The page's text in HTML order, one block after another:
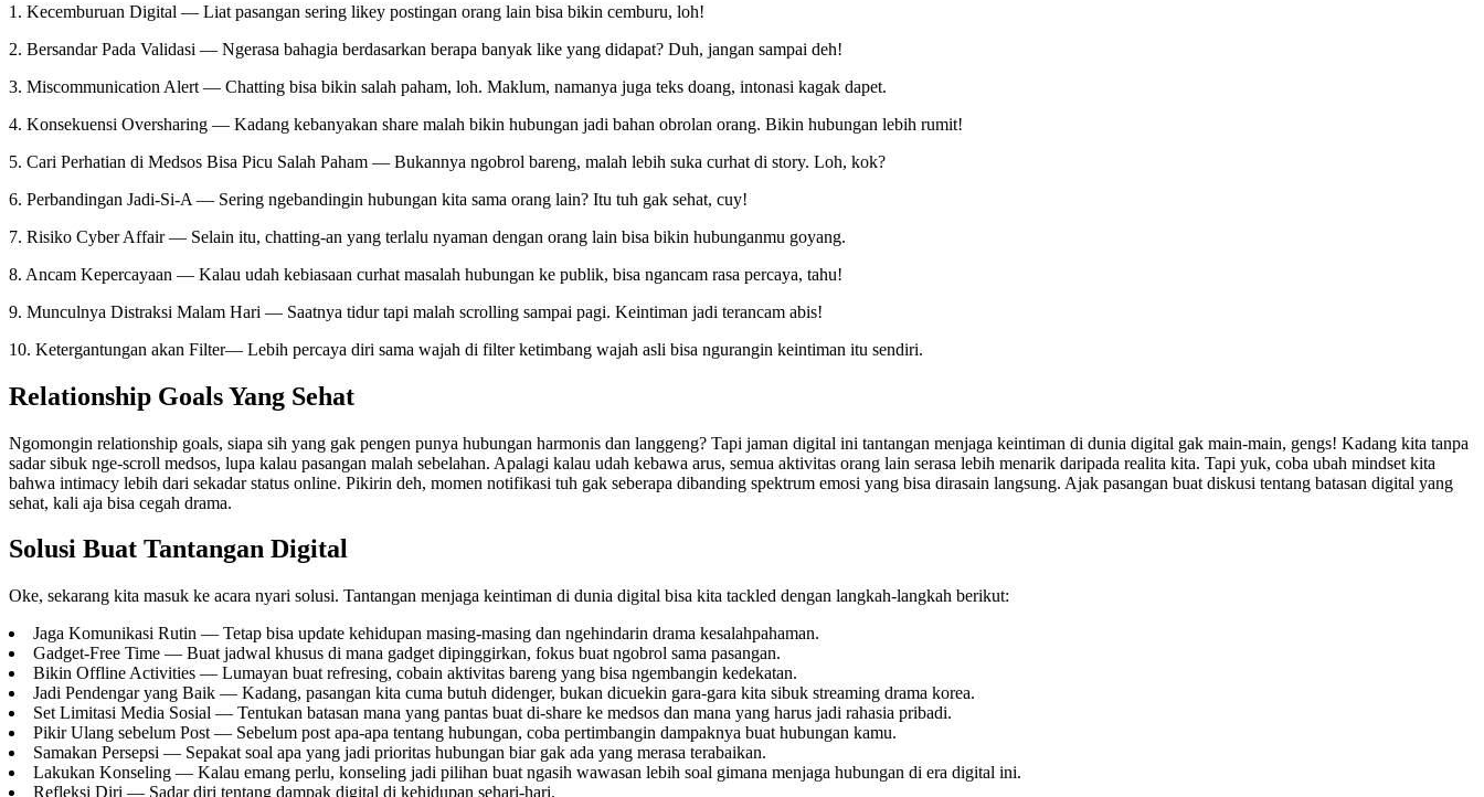
1. Kecemburuan Digital — Liat pasangan sering likey postingan orang lain bisa bikin cemburu, loh!
2. Bersandar Pada Validasi — Ngerasa bahagia berdasarkan berapa banyak like yang didapat? Duh, jangan sampai deh!
3. Miscommunication Alert — Chatting bisa bikin salah paham, loh. Maklum, namanya juga teks doang, intonasi kagak dapet.
4. Konsekuensi Oversharing — Kadang kebanyakan share malah bikin hubungan jadi bahan obrolan orang. Bikin hubungan lebih rumit!
5. Cari Perhatian di Medsos Bisa Picu Salah Paham — Bukannya ngobrol bareng, malah lebih suka curhat di story. Loh, kok?
6. Perbandingan Jadi-Si-A — Sering ngebandingin hubungan kita sama orang lain? Itu tuh gak sehat, cuy!
7. Risiko Cyber Affair — Selain itu, chatting-an yang terlalu nyaman dengan orang lain bisa bikin hubunganmu goyang.
8. Ancam Kepercayaan — Kalau udah kebiasaan curhat masalah hubungan ke publik, bisa ngancam rasa percaya, tahu!
9. Munculnya Distraksi Malam Hari — Saatnya tidur tapi malah scrolling sampai pagi. Keintiman jadi terancam abis!
10. Ketergantungan akan Filter— Lebih percaya diri sama wajah di filter ketimbang wajah asli bisa ngurangin keintiman itu sendiri.
Relationship Goals Yang Sehat
Ngomongin relationship goals, siapa sih yang gak pengen punya hubungan harmonis dan langgeng? Tapi jaman digital ini tantangan menjaga keintiman di dunia digital gak main-main, gengs! Kadang kita tanpa
sadar sibuk nge-scroll medsos, lupa kalau pasangan malah sebelahan. Apalagi kalau udah kebawa arus, semua aktivitas orang lain serasa lebih menarik daripada realita kita. Tapi yuk, coba ubah mindset kita
bahwa intimacy lebih dari sekadar status online. Pikirin deh, momen notifikasi tuh gak seberapa dibanding spektrum emosi yang bisa dirasain langsung. Ajak pasangan buat diskusi tentang batasan digital yang
sehat, kali aja bisa cegah drama.
Solusi Buat Tantangan Digital
Oke, sekarang kita masuk ke acara nyari solusi. Tantangan menjaga keintiman di dunia digital bisa kita tackled dengan langkah-langkah berikut:
Jaga Komunikasi Rutin — Tetap bisa update kehidupan masing-masing dan ngehindarin drama kesalahpahaman.
Gadget-Free Time — Buat jadwal khusus di mana gadget dipinggirkan, fokus buat ngobrol sama pasangan.
Bikin Offline Activities — Lumayan buat refresing, cobain aktivitas bareng yang bisa ngembangin kedekatan.
Jadi Pendengar yang Baik — Kadang, pasangan kita cuma butuh didenger, bukan dicuekin gara-gara kita sibuk streaming drama korea.
Set Limitasi Media Sosial — Tentukan batasan mana yang pantas buat di-share ke medsos dan mana yang harus jadi rahasia pribadi.
Pikir Ulang sebelum Post — Sebelum post apa-apa tentang hubungan, coba pertimbangin dampaknya buat hubungan kamu.
Samakan Persepsi — Sepakat soal apa yang jadi prioritas hubungan biar gak ada yang merasa terabaikan.
Lakukan Konseling — Kalau emang perlu, konseling jadi pilihan buat ngasih wawasan lebih soal gimana menjaga hubungan di era digital ini.
Refleksi Diri — Sadar diri tentang dampak digital di kehidupan sehari-hari.